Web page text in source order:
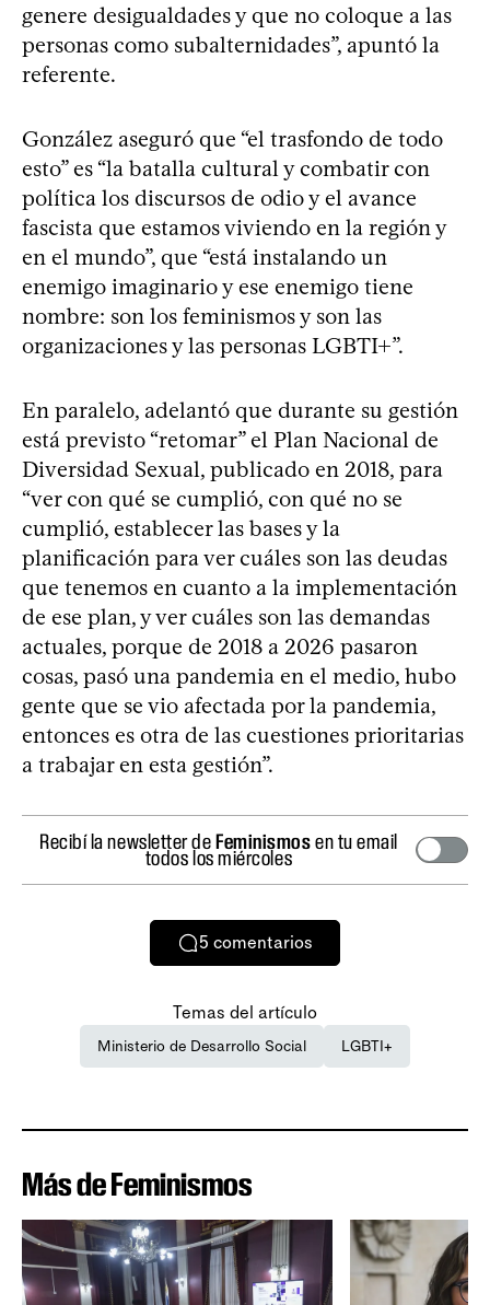
genere desigualdades y que no coloque a las
personas como subalternidades”, apuntó la
referente.
González aseguró que “el trasfondo de todo
esto” es “la batalla cultural y combatir con
política los discursos de odio y el avance
fascista que estamos viviendo en la región y
en el mundo”, que “está instalando un
enemigo imaginario y ese enemigo tiene
nombre: son los feminismos y son las
organizaciones y las personas LGBTI+”.
En paralelo, adelantó que durante su gestión
está previsto “retomar” el Plan Nacional de
Diversidad Sexual, publicado en 2018, para
“ver con qué se cumplió, con qué no se
cumplió, establecer las bases y la
planificación para ver cuáles son las deudas
que tenemos en cuanto a la implementación
de ese plan, y ver cuáles son las demandas
actuales, porque de 2018 a 2026 pasaron
cosas, pasó una pandemia en el medio, hubo
gente que se vio afectada por la pandemia,
entonces es otra de las cuestiones prioritarias
a trabajar en esta gestión”.
Recibí la newsletter deFeminismosen tu email
todos los miércoles
5 comentarios
Temas del artículo
Ministerio de Desarrollo Social LGBTI+
Más de Feminismos